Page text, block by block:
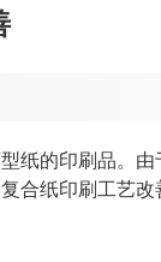
纸的印刷品。
合纸印刷工艺